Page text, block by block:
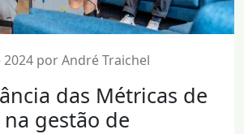
por André Traichel
das Métricas de
gestão de